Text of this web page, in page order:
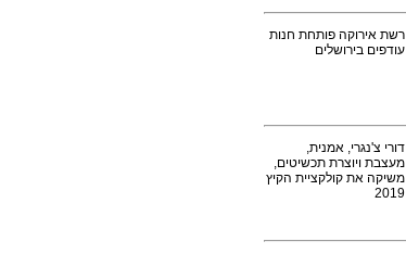
רשת אירוקה פותחת חנות
עודפים בירושלים
דורי צ'נגרי, אמנית,
מעצבת ויוצרת תכשיטים,
משיקה את קולקציית הקיץ
2019